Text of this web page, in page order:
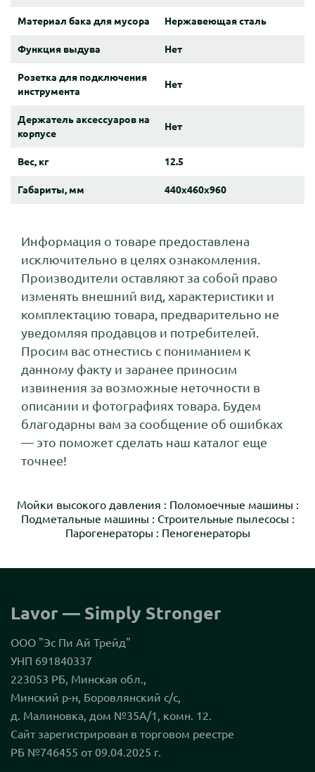
Материал бака для мусора Нержавеющая сталь
Функция выдува Нет
Розетка для подключения
инструмента
Нет
Держатель аксессуаров на
корпусе
Нет
Вес, кг 12.5
Габариты, мм 440x460x960
Информация о товаре предоставлена
исключительно в целях ознакомления.
Производители оставляют за собой право
изменять внешний вид, характеристики и
комплектацию товара, предварительно не
уведомляя продавцов и потребителей.
Просим вас отнестись с пониманием к
данному факту и заранее приносим
извинения за возможные неточности в
описании и фотографиях товара. Будем
благодарны вам за сообщение об ошибках
— это поможет сделать наш каталог еще
точнее!
Мойки высокого давления : Поломоечные машины :
Подметальные машины : Строительные пылесосы :
Парогенераторы : Пеногенераторы
Lavor — Simply Stronger
ООО "Эс Пи Ай Трейд"
УНП 691840337
223053 РБ, Минская обл.,
Минский р-н, Боровлянский с/с,
д. Малиновка, дом №35А/1, комн. 12.
Сайт зарегистрирован в торговом реестре
РБ №746455 от 09.04.2025 г.